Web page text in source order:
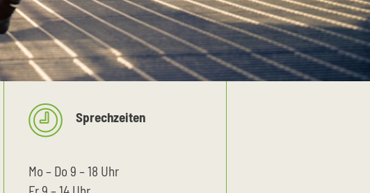
Sprechzeiten
Mo – Do 9 – 18 Uhr